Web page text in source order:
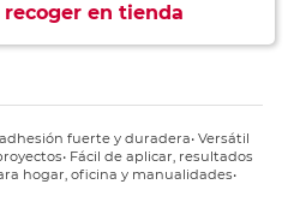
en tienda
fuerte y duradera• Versátil
Fácil de aplicar, resultados
hogar, oficina y manualidades•